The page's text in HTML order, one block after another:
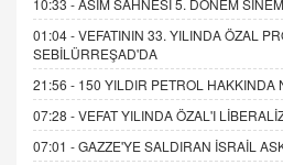
01:04 -VEFATININ 33. YILINDA ÖZAL
SEBİLÜRREŞAD'DA
21:56 - 150 YILDIR PETROL HAKKINDA
07:28 -VEFAT YILINDA ÖZAL'I
07:01 -GAZZE'YE SALDIRAN İSRAİL